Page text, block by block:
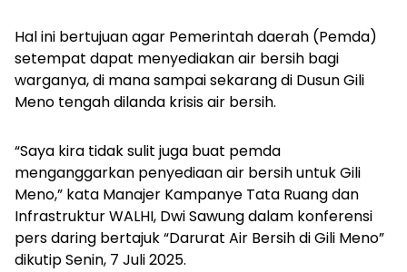
Hal ini bertujuan agar Pemerintah daerah (Pemda)
setempat dapat menyediakan air bersih bagi
warganya, di mana sampai sekarang di Dusun Gili
Meno tengah dilanda krisis air bersih.
“Saya kira tidak sulit juga buat pemda
menganggarkan penyediaan air bersih untuk Gili
Meno,” kata Manajer Kampanye Tata Ruang dan
Infrastruktur WALHI, Dwi Sawung dalam konferensi
pers daring bertajuk “Darurat Air Bersih di Gili Meno”
dikutip Senin, 7 Juli 2025.